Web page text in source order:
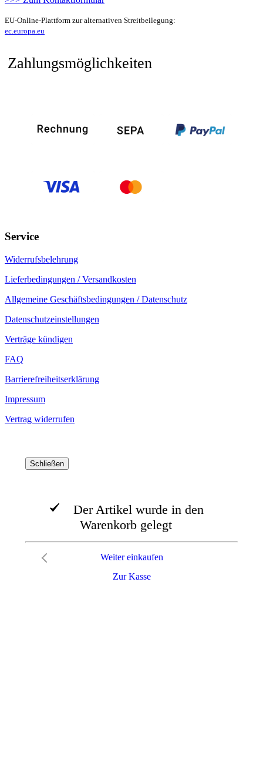
EU-Online-Plattform zur alternativen Streitbeilegung:
ec.europa.eu
Zahlungsmöglichkeiten
Service
Widerrufsbelehrung
Lieferbedingungen / Versandkosten
Allgemeine Geschäftsbedingungen / Datenschutz
Datenschutzeinstellungen
Verträge kündigen
FAQ
Barrierefreiheitserklärung
Impressum
Vertrag widerrufen
Schließen
Der Artikel wurde in den
Warenkorb gelegt
Zur Kasse
Weiter einkaufen